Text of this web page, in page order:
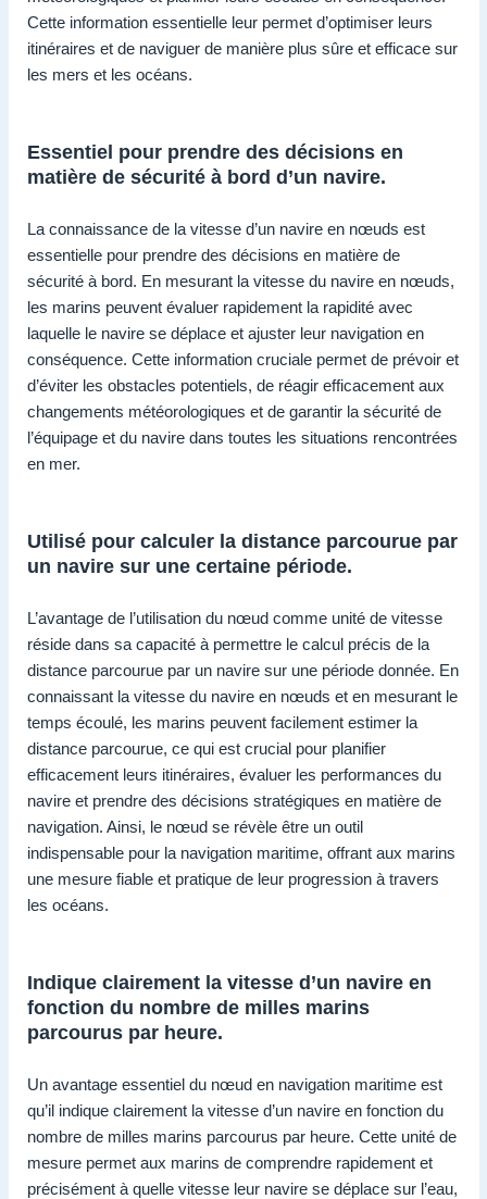
Cette information essentielle leur permet d’optimiser leurs
itinéraires et de naviguer de manière plus sûre et efficace sur
les mers et les océans.
Essentiel pour prendre des décisions en
matière de sécurité à bord d’un navire.
La connaissance de la vitesse d’un navire en nœuds est
essentielle pour prendre des décisions en matière de
sécurité à bord. En mesurant la vitesse du navire en nœuds,
les marins peuvent évaluer rapidement la rapidité avec
laquelle le navire se déplace et ajuster leur navigation en
conséquence. Cette information cruciale permet de prévoir et
d’éviter les obstacles potentiels, de réagir efficacement aux
changements météorologiques et de garantir la sécurité de
l’équipage et du navire dans toutes les situations rencontrées
en mer.
Utilisé pour calculer la distance parcourue par
un navire sur une certaine période.
L’avantage de l’utilisation du nœud comme unité de vitesse
réside dans sa capacité à permettre le calcul précis de la
distance parcourue par un navire sur une période donnée. En
connaissant la vitesse du navire en nœuds et en mesurant le
temps écoulé, les marins peuvent facilement estimer la
distance parcourue, ce qui est crucial pour planifier
efficacement leurs itinéraires, évaluer les performances du
navire et prendre des décisions stratégiques en matière de
navigation. Ainsi, le nœud se révèle être un outil
indispensable pour la navigation maritime, offrant aux marins
une mesure fiable et pratique de leur progression à travers
les océans.
Indique clairement la vitesse d’un navire en
fonction du nombre de milles marins
parcourus par heure.
Un avantage essentiel du nœud en navigation maritime est
qu’il indique clairement la vitesse d’un navire en fonction du
nombre de milles marins parcourus par heure. Cette unité de
mesure permet aux marins de comprendre rapidement et
précisément à quelle vitesse leur navire se déplace sur l’eau,